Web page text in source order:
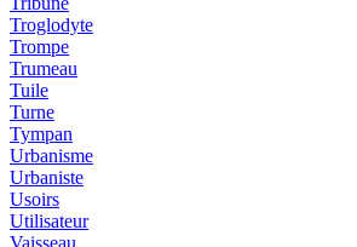
Troglodyte
Trompe
Trumeau
Tuile
Turne
Tympan
Urbanisme
Urbaniste
Usoirs
Utilisateur